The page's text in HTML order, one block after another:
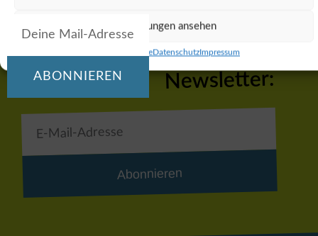
Einstellungen ansehen
Cookie-RichtlinieDatenschutzImpressum
Hol dir den RGW-
Newsletter:
Abonnieren
ABONNIEREN